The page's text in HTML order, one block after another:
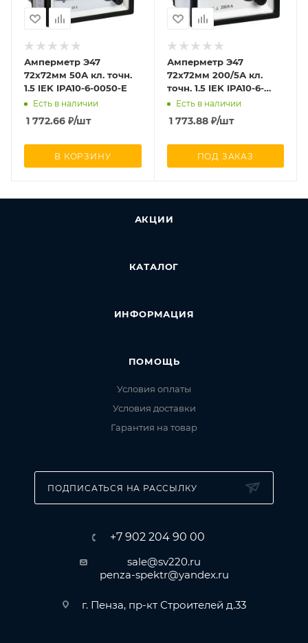
Амперметр Э47
72х72мм 50А кл. точн.
1.5 IEK IPA10-6-0050-E
Есть в наличии
1 772.66 ₽/шт
В КОРЗИНУ
Амперметр Э47
72х72мм 200/5А кл.
точн. 1.5 IEK IPA10-6-
0200-E
Есть в наличии
1 773.88₽/шт
ПОД ЗАКАЗ
АКЦИИ
КАТАЛОГ
ИНФОРМАЦИЯ
ПОМОЩЬ
Условия оплаты
Условия доставки
Гарантия на товар
ПОДПИСАТЬСЯ НА РАССЫЛКУ
+7 902 204 90 00
sale@sv220.ru
penza-spektr@yandex.ru
г. Пенза, пр-кт Строителей д.33